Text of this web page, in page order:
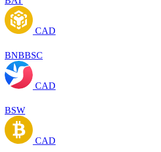
CAD
BNBBSC
CAD
BSW
CAD